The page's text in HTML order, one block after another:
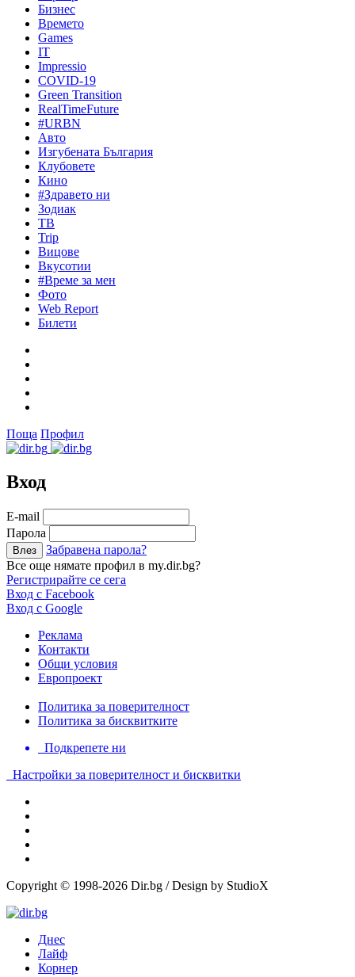
Бизнес
Времето
Games
IT
Impressio
COVID-19
Green Transition
RealTimeFuture
#URBN
Авто
Изгубената България
Клубовете
Кино
#Здравето ни
Зодиак
ТВ
Trip
Вицове
Вкусотии
#Време за мен
Фото
Web Report
Билети
Поща Профил
Вход
Е-mail
Парола
Забравена парола?
Все още нямате профил в my.dir.bg?
Регистрирайте се сега
Вход с Facebook
Вход с Google
Реклама
Контакти
Общи условия
Европроект
Политика за поверителност
Политика за бисквитките
Подкрепете ни
Настройки за поверителност и бисквитки
Copyright © 1998-2026 Dir.bg / Design by StudioX
Днес
Лайф
Корнер